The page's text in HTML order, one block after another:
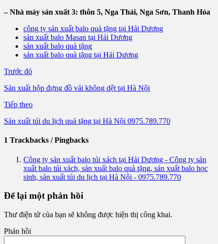
– Nhà máy sản xuất 3: thôn 5, Nga Thái, Nga Sơn, Thanh Hóa
công ty sản xuất balo quà tặng tại Hải Dương
sản xuất balo Masan tại Hải Dương
sản xuất balo quà tặng
sản xuất balo quà tặng tại Hải Dương
Trước đó
Sản xuất hộp đựng đồ vải không dệt tại Hà Nội
Tiếp theo
Sản xuất túi du lịch quà tặng tại Hà Nội 0975.789.770
1 Trackbacks / Pingbacks
Công ty sản xuất balo túi xách tại Hải Dương - Công ty sản
xuất balo túi xách, sản xuất balo quà tặng, sản xuất balo học
sinh, sản xuất túi du lịch tại Hà Nội - 0975.789.770
Để lại một phản hồi
Thư điện tử của bạn sẽ không được hiện thị công khai.
Phản hồi